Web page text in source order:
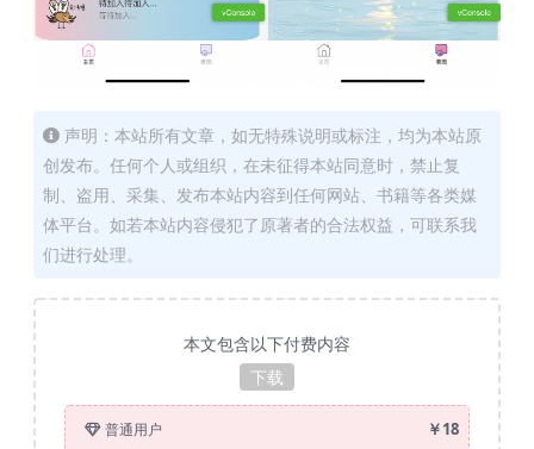
声明：本站所有文章，如无特殊说明或标注，均为本站原
创发布。任何个人或组织，在未征得本站同意时，禁止复
制、盗用、采集、发布本站内容到任何网站、书籍等各类媒
体平台。如若本站内容侵犯了原著者的合法权益，可联系我
们进行处理。
本文包含以下付费内容
下载
普通用户 ￥18